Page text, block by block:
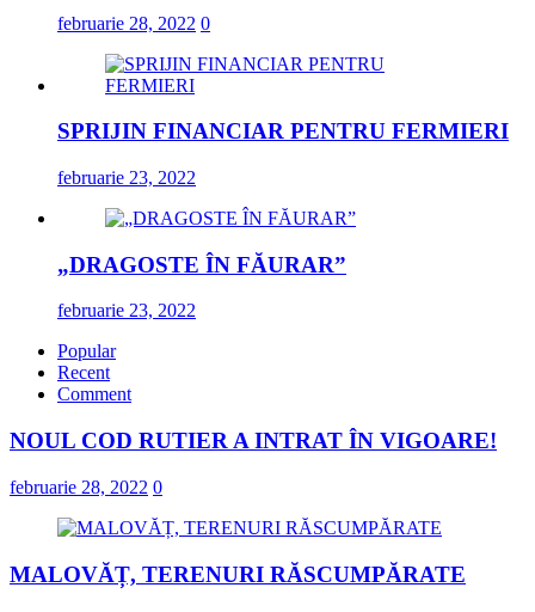
februarie 28, 2022 0
SPRIJIN FINANCIAR PENTRU FERMIERI
februarie 23, 2022
„DRAGOSTE ÎN FĂURAR”
februarie 23, 2022
Popular
Recent
Comment
NOUL COD RUTIER A INTRAT ÎN VIGOARE!
februarie 28, 2022 0
MALOVĂȚ, TERENURI RĂSCUMPĂRATE